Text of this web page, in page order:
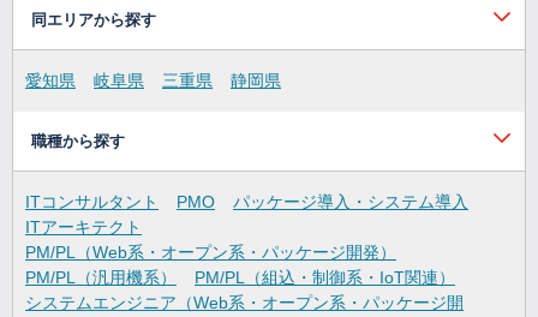
同エリアから探す
愛知県 岐阜県 三重県 静岡県
職種から探す
ITコンサルタント PMO
パッケージ導入・システム導入
ITアーキテクト
PM/PL（Web系・オープン系・パッケージ開発）
PM/PL（汎用機系）
PM/PL（組込・制御系・IoT関連）
システムエンジニア（Web系・オープン系・パッケージ開